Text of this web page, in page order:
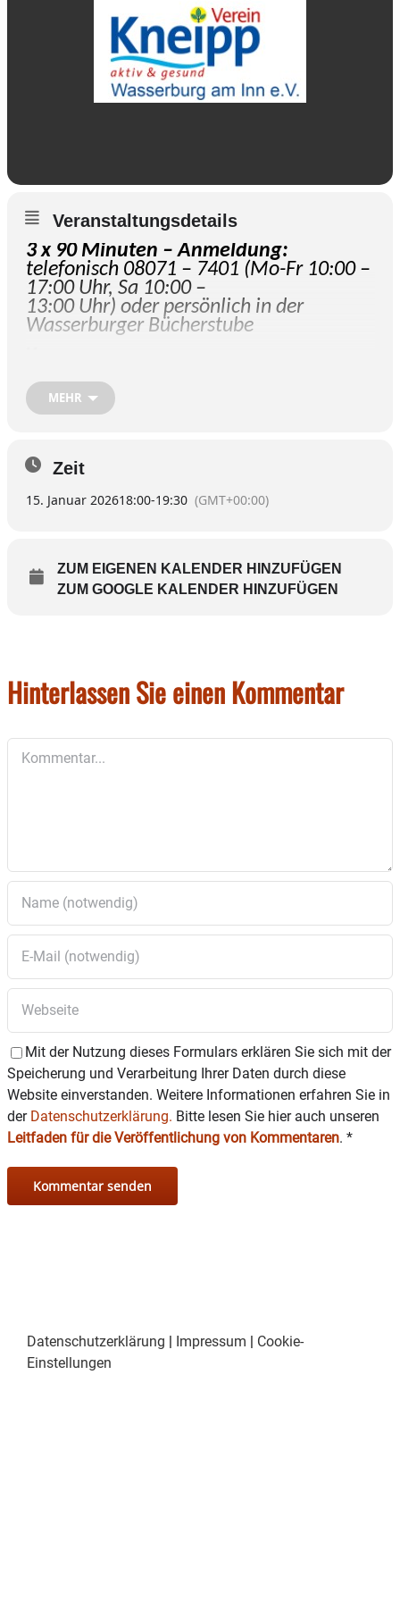
Veranstaltungsdetails
3 x 90 Minuten – Anmeldung:
telefonisch 08071 – 7401 (Mo-Fr 10:00 –
17:00 Uhr, Sa 10:00 –
13:00 Uhr) oder persönlich in der
Wasserburger Bücherstube
Aiblinger-Platz 24,
Rückgebäude
Informationen unter
wasserburg-inn.de
MEHR
Zeit
15. Januar 202618:00-19:30 (GMT+00:00)
ZUM EIGENEN KALENDER HINZUFÜGEN
ZUM GOOGLE KALENDER HINZUFÜGEN
Hinterlassen Sie einen Kommentar
Mit der Nutzung dieses Formulars erklären Sie sich mit der
Speicherung und Verarbeitung Ihrer Daten durch diese
Website einverstanden. Weitere Informationen erfahren Sie in
der Datenschutzerklärung. Bitte lesen Sie hier auch unseren
Leitfaden für die Veröffentlichung von Kommentaren. *
Datenschutzerklärung | Impressum | Cookie-
Einstellungen